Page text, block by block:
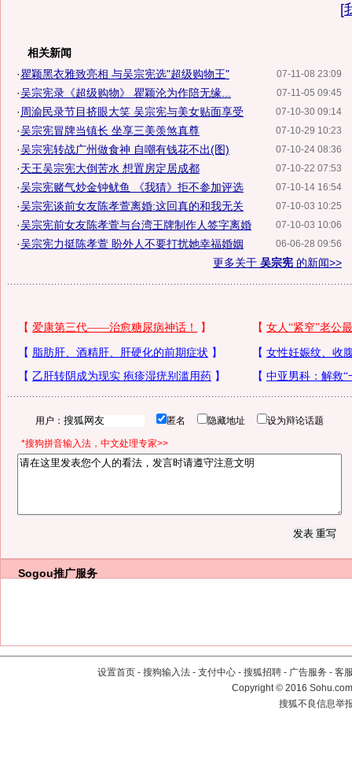
[
相关新闻
07-11-08 23:09
·瞿颖黑衣雅致亮相 与吴宗宪选"超级购物王"
07-11-05 09:45
·吴宗宪录《超级购物》 瞿颖沦为作陪无缘...
07-10-30 09:14
· 周渝民录节目挤眼大笑 吴宗宪与美女贴面享受
07-10-29 10:23
·吴宗宪冒牌当镇长 坐享三美羡煞真尊
07-10-24 08:36
·吴宗宪转战广州做食神 自嘲有钱花不出(图)
07-10-22 07:53
·天王吴宗宪大倒苦水 想置房定居成都
07-10-14 16:54
·吴宗宪赌气炒金钟鱿鱼 《我猜》拒不参加评选
07-10-03 10:25
·吴宗宪谈前女友陈孝萱离婚:这回真的和我无关
07-10-03 10:06
·吴宗宪前女友陈孝萱与台湾王牌制作人签字离婚
06-06-28 09:56
·吴宗宪力挺陈孝萱 盼外人不要打扰她幸福婚姻
更多关于 吴宗宪 的新闻>>
用户： 匿名 隐藏地址 设为辩论话题
*搜狗拼音输入法，中文处理专家>>
Sogou推广服务
设置首页 - 搜狗输入法 - 支付中心 - 搜狐招聘 - 广告服务 - 客
Copyright©2016
搜狐不良信息举